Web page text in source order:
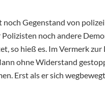
Gegenstand von
noch andere
so hieß es. Im Vermerk zur
ohne Widerstand
Erst als er sich